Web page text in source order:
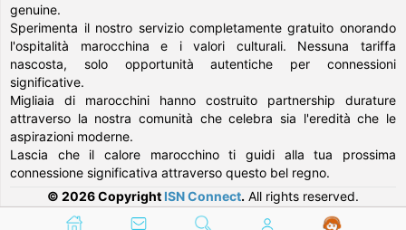
genuine.
Sperimenta il nostro servizio completamente gratuito onorando
l'ospitalità marocchina e i valori culturali. Nessuna tariffa
nascosta, solo opportunità autentiche per connessioni
significative.
Migliaia di marocchini hanno costruito partnership durature
attraverso la nostra comunità che celebra sia l'eredità che le
aspirazioni moderne.
Lascia che il calore marocchino ti guidi alla tua prossima
connessione significativa attraverso questo bel regno.
© 2026 Copyright ISN Connect. All rights reserved.